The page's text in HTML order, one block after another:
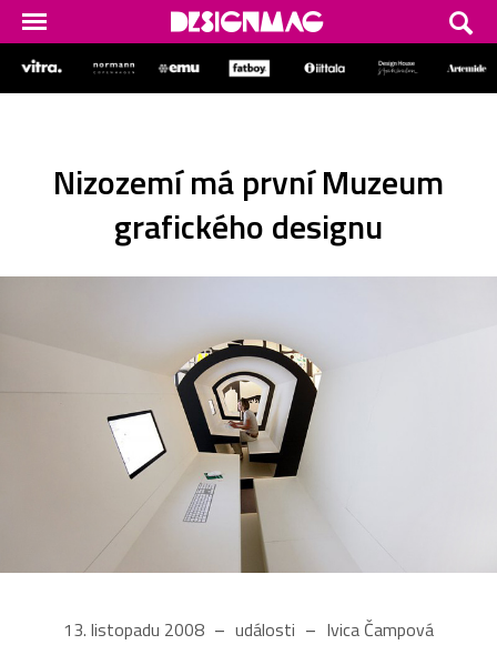
Nizozemí má první Muzeum
grafického designu
13. listopadu 2008 události Ivica Čampová